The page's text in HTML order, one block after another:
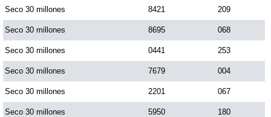
Seco 30 millones 8421 209
Seco 30 millones 8695 068
Seco 30 millones 0441 253
Seco 30 millones 7679 004
Seco 30 millones 2201 067
Seco 30 millones 5950 180